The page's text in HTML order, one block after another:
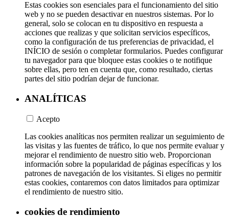
Estas cookies son esenciales para el funcionamiento del sitio
web y no se pueden desactivar en nuestros sistemas. Por lo
general, solo se colocan en tu dispositivo en respuesta a
acciones que realizas y que solicitan servicios específicos,
como la configuración de tus preferencias de privacidad, el
INÍCIO de sesión o completar formularios. Puedes configurar
tu navegador para que bloquee estas cookies o te notifique
sobre ellas, pero ten en cuenta que, como resultado, ciertas
partes del sitio podrían dejar de funcionar.
ANALÍTICAS
Acepto
Las cookies analíticas nos permiten realizar un seguimiento de
las visitas y las fuentes de tráfico, lo que nos permite evaluar y
mejorar el rendimiento de nuestro sitio web. Proporcionan
información sobre la popularidad de páginas específicas y los
patrones de navegación de los visitantes. Si eliges no permitir
estas cookies, contaremos con datos limitados para optimizar
el rendimiento de nuestro sitio.
cookies de rendimiento